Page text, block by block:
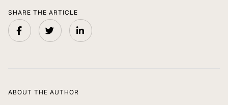
SHARE THE ARTICLE
ABOUT THE AUTHOR